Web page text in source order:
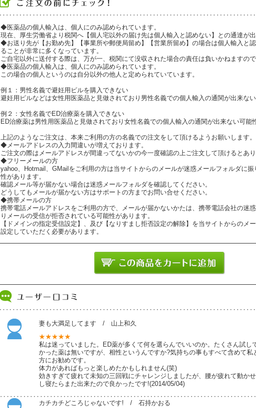
◆医薬品の個人輸入は、個人にのみ認められています。
現在、厚生労働省より税関へ【個人宅以外の届け先は個人輸入と認めない】との通達が出
◆お送り先が【お勤め先】【事業所や郵便局留め】【営業所留め】の場合は個人輸入と
ることが非常に多くなっています。
ご自宅以外に送付する際は、万が一、税関にて没収された場合の責任は負いかねますので
◆医薬品の個人輸入は、個人にのみ認められています。
この場合の個人というのは自分以外の他人と定められていています。
例１：男性名義で避妊用ピルを購入できない
避妊用ピルなどは女性用医薬品と見做されており男性名義での個人輸入の通関が出来ない
例２：女性名義でED治療薬を購入できない
ED治療薬は男性用医薬品と見做されており女性名義での個人輸入の通関が出来ない可能
上記のようなご注文は、本来ご利用の方の名義での注文をして頂けるようお願いします。
◆メールアドレスの入力間違いが増えております。
ご注文の際はメールアドレスが間違ってないかの今一度確認の上ご注文して頂けるとあり
◆フリーメールの方
yahoo、Hotmail、GMailをご利用の方は当サイトからのメールが迷惑メールフォルダに
性があります。
確認メール等が届かない場合は迷惑メールフォルダを確認してください。
どうしてもメールが届かない方はサポートの方までお問い合せください。
◆携帯メールの方
携帯電話メールアドレスをご利用の方で、メールが届かないかたは、携帯電話会社の迷
りメールの受信が拒否されている可能性があります。
【ドメインの指定受信設定】、及び【なりすまし拒否設定の解除】を当サイトからのメ
設定していただく必要があります。
妻も大満足してます / 山上和久
★★★★★
私は迷っていました。ED薬が多くて何を選らんでいいのか。たくさん試し
かった薬は無いですが、相性というんですか?気持ちの事もすべて含めて私
方にお勧めです。
体力があればもっと楽しめたかもしれません(笑)
効きすぎて疲れて未知の三回戦にチャレンジしましたが、腰が疲れて動か
し寝たらまた出来たので良かったです!(2014/05/04)
カチカチどころじゃないです! / 石持かおる